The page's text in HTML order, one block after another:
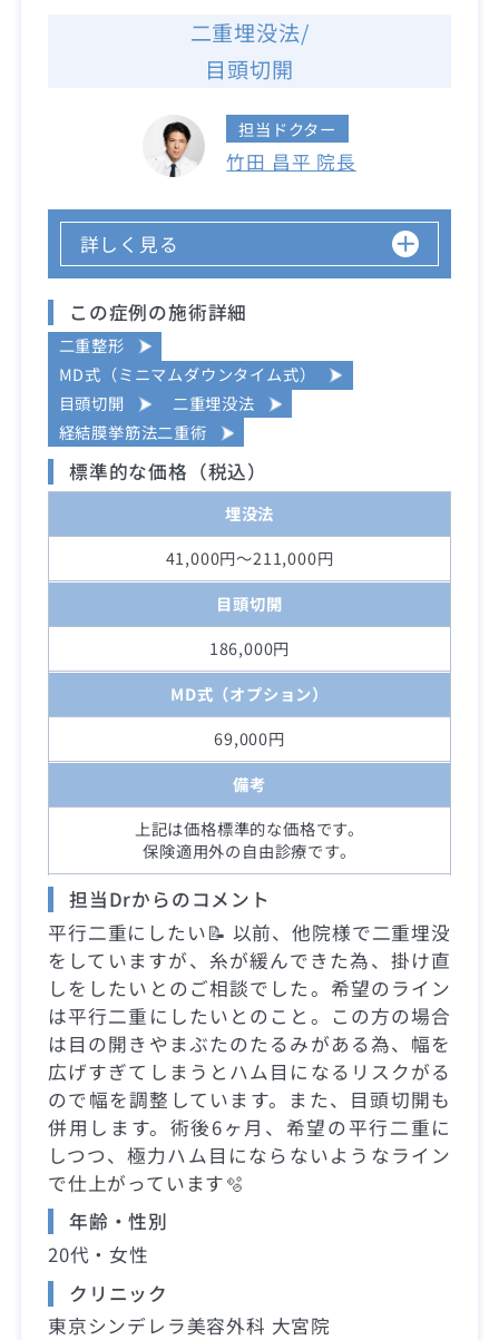
二重埋没法/
目頭切開
担当ドクター
竹田 昌平 院長
詳しく見る
この症例の施術詳細
二重整形
MD式（ミニマムダウンタイム式）
目頭切開
二重埋没法
経結膜挙筋法二重術
標準的な価格（税込）
埋没法
41,000円～211,000円
目頭切開
186,000円
MD式（オプション）
69,000円
備考
上記は価格標準的な価格です。
保険適用外の自由診療です。
担当Drからのコメント
平行二重にしたい📝 以前、他院様で二重埋没
をしていますが、糸が緩んできた為、掛け直
しをしたいとのご相談でした。希望のライン
は平行二重にしたいとのこと。この方の場合
は目の開きやまぶたのたるみがある為、幅を
広げすぎてしまうとハム目になるリスクがる
ので幅を調整しています。また、目頭切開も
併用します。術後6ヶ月、希望の平行二重に
しつつ、極力ハム目にならないようなライン
で仕上がっています🫧
年齢・性別
20代・女性
クリニック
東京シンデレラ美容外科 大宮院